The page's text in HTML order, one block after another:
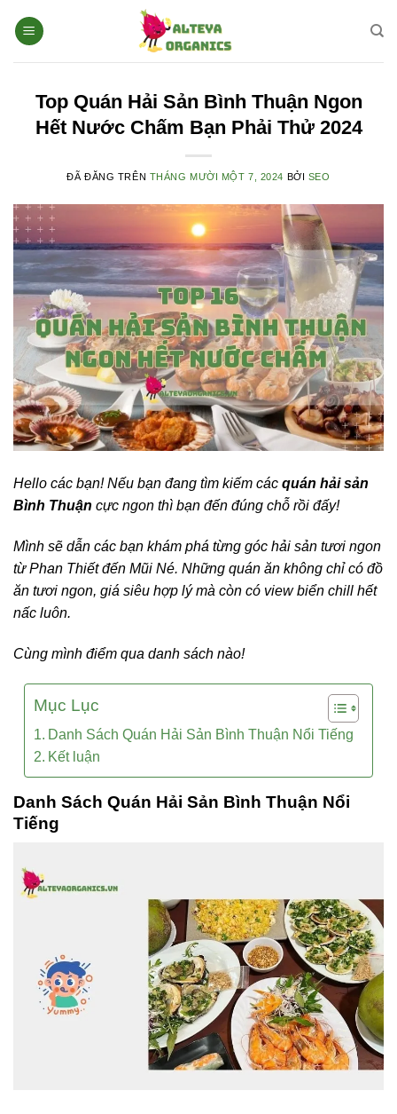
đến
Top Quán Hải Sản Bình Thuận Ngon
Hết Nước Chấm Bạn Phải Thử 2024
ĐÃ ĐĂNG TRÊN THÁNG MƯỜI MỘT 7, 2024 BỞI SEO
Hello các bạn! Nếu bạn đang tìm kiếm các quán hải sản
Bình Thuận cực ngon thì bạn đến đúng chỗ rồi đấy!
Mình sẽ dẫn các bạn khám phá từng góc hải sản tươi ngon
từ Phan Thiết đến Mũi Né. Những quán ăn không chỉ có đồ
ăn tươi ngon, giá siêu hợp lý mà còn có view biển chill hết
nấc luôn.
Cùng mình điểm qua danh sách nào!
Mục Lục
Danh Sách Quán Hải Sản Bình Thuận Nổi Tiếng
Kết luận
Danh Sách Quán Hải Sản Bình Thuận Nổi
Tiếng